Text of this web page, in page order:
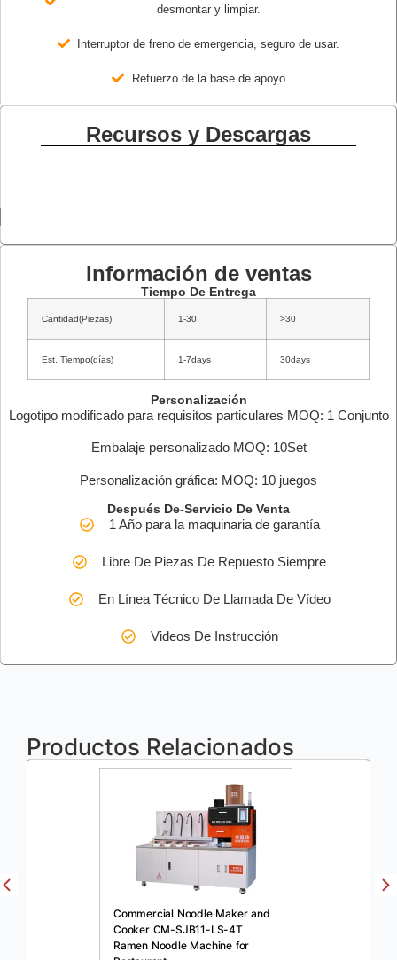
desmontar y limpiar.
Interruptor de freno de emergencia, seguro de usar.
Refuerzo de la base de apoyo
Recursos y Descargas
Información de ventas
Tiempo De Entrega
Cantidad(Piezas) 1-30 >30
Est. Tiempo(días) 1-7days 30days
Personalización
Logotipo modificado para requisitos particulares MOQ: 1 Conjunto
Embalaje personalizado MOQ: 10Set
Personalización gráfica: MOQ: 10 juegos
Después De-Servicio De Venta
1 Año para la maquinaria de garantía
Libre De Piezas De Repuesto Siempre
En Línea Técnico De Llamada De Vídeo
Videos De Instrucción
Productos Relacionados
Commercial Noodle Maker and
Cooker CM-SJB11-LS-4T
Ramen Noodle Machine for